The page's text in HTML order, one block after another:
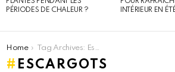
PÉRIODES DE CHALEUR ?
INTÉRIEUR EN
You are here:
Home Tag Archives: Escargots
ESCARGOTS